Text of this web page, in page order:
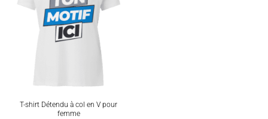
T-shirt Détendu à col en V pour
femme